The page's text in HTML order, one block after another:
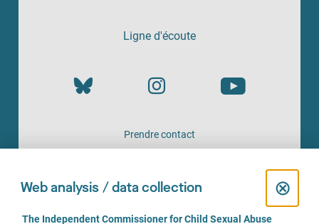
Ligne d'écoute
Prendre contact
UN SERVICE PROPOSÉ PAR
Web analysis / data collection ⊗
C
l
C
The Independent Commissioner for Child Sexual Abuse